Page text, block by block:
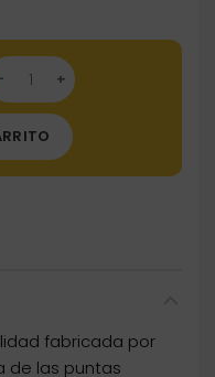
Harrows Blanca 2ba
fabricada por
de las puntas